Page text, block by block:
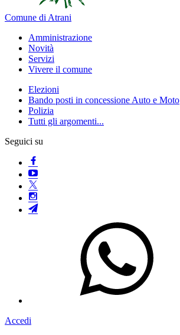
Comune di Atrani
Amministrazione
Novità
Servizi
Vivere il comune
Elezioni
Bando posti in concessione Auto e Moto
Polizia
Tutti gli argomenti...
Seguici su
Accedi